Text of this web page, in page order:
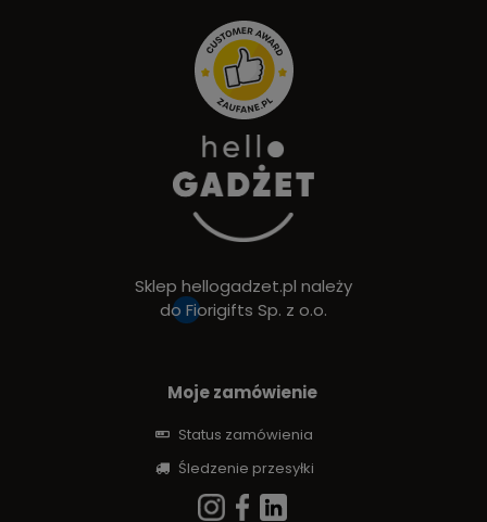
Sklep hellogadzet.pl należy
do Fiorigifts Sp. z o.o.
Moje zamówienie
Status zamówienia
Śledzenie przesyłki